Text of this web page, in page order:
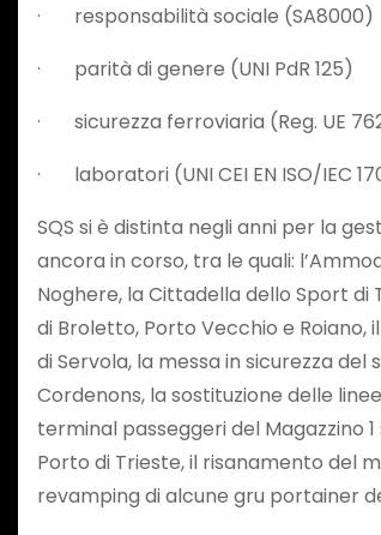
· responsabilità sociale (SA8000)
· parità di genere (UNI PdR 125)
· sicurezza ferroviaria (Reg. UE
· laboratori (UNI CEI EN ISO/IEC
SQS si è distinta negli anni per la
ancora in corso, tra le quali:
Noghere, la Cittadella dello Sport
di Broletto, Porto Vecchio e Roiano,
di Servola, la messa in sicurezza
Cordenons, la sostituzione delle
terminal passeggeri del Magazzino
Porto di Trieste, il risanamento del
revamping di alcune gru portainer